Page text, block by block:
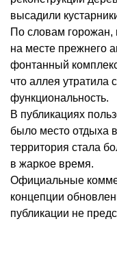
высадили
По словам горожан,
на месте прежнего
фонтанный
что аллея
функциональность.
В публикациях
было место отдыха
территория стала
в жаркое время.
Официальные
концепции
публикации не